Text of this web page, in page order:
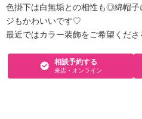
色掛下は白無垢との相性も◎綿帽子
ジもかわいいです♡
最近ではカラー装飾をご希望くださ
相談予約する
来店・オンライン